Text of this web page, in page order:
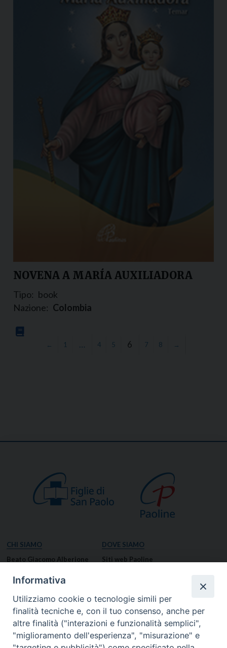
NOVENA A MARÍA AUXILIADORA
Tipo: book
Nazione: Colombia
← 1 … 4 5 6 7 8 →
CHI SIAMO
Beato Giacomo Alberione
Missione Paolina
Luoghi delle Origini
Governo Generale
DOVE SIAMO
Siti web Paoline
Notizie dal governo generale
Notizie in breve
RISORSE
Informativa
Utilizziamo cookie o tecnologie simili per
finalità tecniche e, con il tuo consenso, anche per
altre finalità ("interazioni e funzionalità semplici",
"miglioramento dell'esperienza", "misurazione" e